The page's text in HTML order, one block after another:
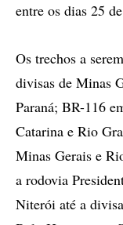
entre os dias 25
Os trechos a
divisas de Minas
Paraná; BR-116
Catarina e Rio
Minas Gerais e
a rodovia
Niterói até a